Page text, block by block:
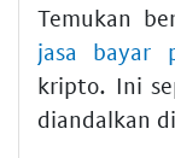
Temukan
jasa bayar
kripto. Ini
diandalkan